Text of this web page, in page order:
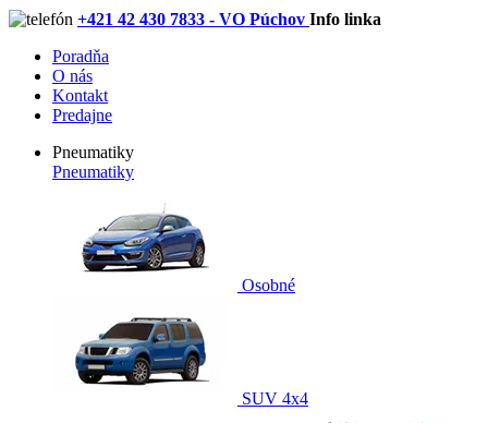
+421 42 430 7833 - VO Púchov Info linka
Poradňa
O nás
Kontakt
Predajne
Pneumatiky
Pneumatiky
Osobné
SUV 4x4